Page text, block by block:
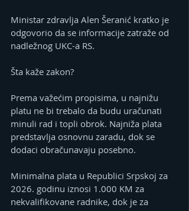
Ministar zdravlja Alen Šeranić kratko je
odgovorio da se informacije zatraže od
nadležnog UKC-a RS.
Šta kaže zakon?
Prema važećim propisima, u najnižu
platu ne bi trebalo da budu uračunati
minuli rad i topli obrok. Najniža plata
predstavlja osnovnu zaradu, dok se
dodaci obračunavaju posebno.
Minimalna plata u Republici Srpskoj za
2026. godinu iznosi 1.000 KM za
nekvalifikovane radnike, dok je za